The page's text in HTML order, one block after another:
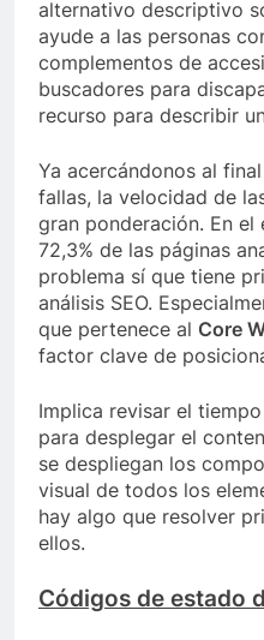
alternativo descriptivo
ayude a las personas
complementos de
buscadores para
recurso para describir
Ya acercándonos al
fallas, la velocidad de
gran ponderación. En
72,3% de las páginas
problema sí que tiene
análisis SEO.
que pertenece al Core
factor clave de
Implica revisar el
para desplegar el
se despliegan los
visual de todos los
hay algo que resolver
ellos.
Códigos de estado